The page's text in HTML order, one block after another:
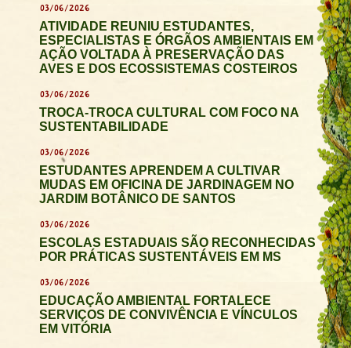
03/06/2026
ATIVIDADE REUNIU ESTUDANTES,
ESPECIALISTAS E ÓRGÃOS AMBIENTAIS EM
AÇÃO VOLTADA À PRESERVAÇÃO DAS
AVES E DOS ECOSSISTEMAS COSTEIROS
03/06/2026
TROCA-TROCA CULTURAL COM FOCO NA
SUSTENTABILIDADE
03/06/2026
ESTUDANTES APRENDEM A CULTIVAR
MUDAS EM OFICINA DE JARDINAGEM NO
JARDIM BOTÂNICO DE SANTOS
03/06/2026
ESCOLAS ESTADUAIS SÃO RECONHECIDAS
POR PRÁTICAS SUSTENTÁVEIS EM MS
03/06/2026
EDUCAÇÃO AMBIENTAL FORTALECE
SERVIÇOS DE CONVIVÊNCIA E VÍNCULOS
EM VITÓRIA